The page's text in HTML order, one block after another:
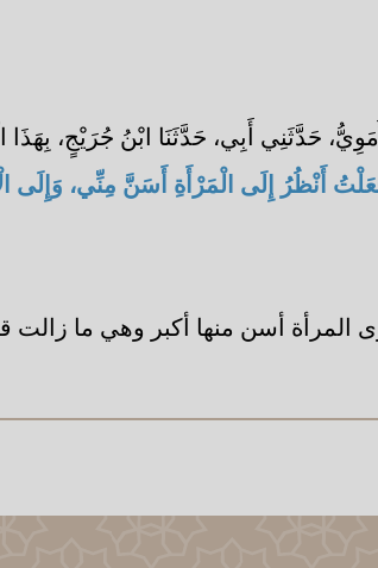
حَدَّثَنِي أَبِي، حَدَّثَنَا ابْنُ جُرَيْجٍ، بِهَذَا
أَنْظُرُ إِلَى الْمَرْأَةِ أَسَنَّ مِنِّي، وَإِلَى
المرأة أسن منها أكبر وهي ما زالت